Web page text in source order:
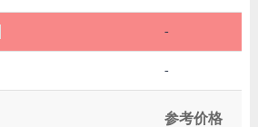
-
-
参考价格